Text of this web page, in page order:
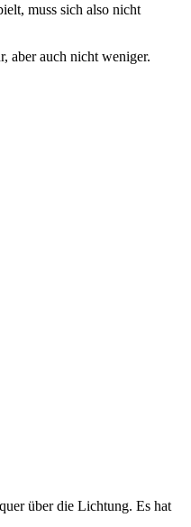
muss sich also nicht
aber auch nicht weniger.
über die Lichtung. Es hat